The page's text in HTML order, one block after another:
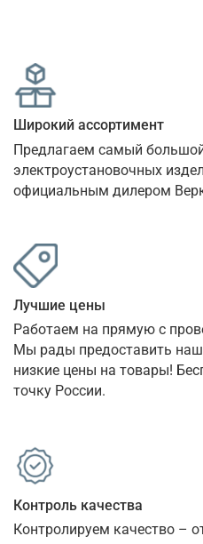
Широкий ассортимент
Предлагаем самый
электроустановочных
официальным дилером
Лучшие цены
Работаем на прямую с
Мы рады предоставить
низкие цены на товары!
точку России.
Контроль качества
Контролируем качество –